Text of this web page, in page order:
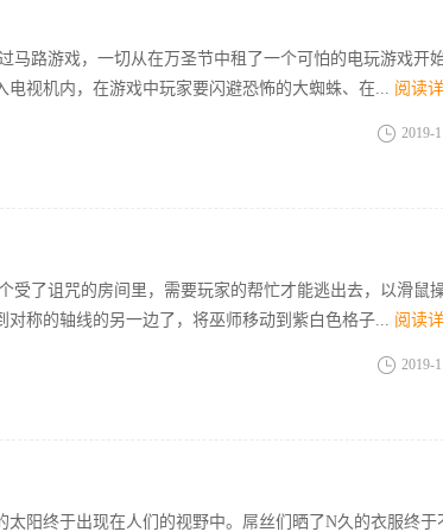
马路游戏，一切从在万圣节中租了一个可怕的电玩游戏开始
电视机内，在游戏中玩家要闪避恐怖的大蜘蛛、在... 阅读
2019-
受了诅咒的房间里，需要玩家的帮忙才能逃出去，以滑鼠
对称的轴线的另一边了，将巫师移动到紫白色格子... 阅读
2019-
太阳终于出现在人们的视野中。屌丝们晒了N久的衣服终于